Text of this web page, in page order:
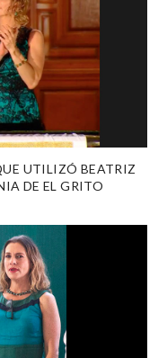
UTILIZÓ BEATRIZ
DE EL GRITO